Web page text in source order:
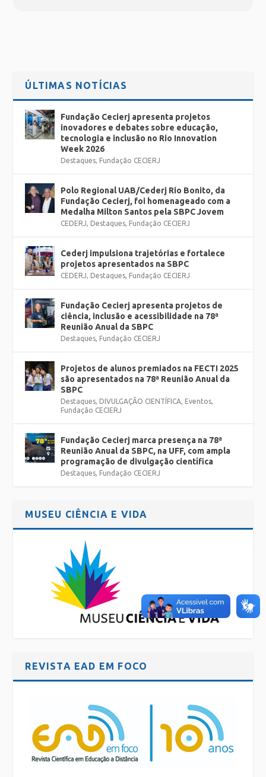
ÚLTIMAS NOTÍCIAS
Fundação Cecierj apresenta projetos
inovadores e debates sobre educação,
tecnologia e inclusão no Rio Innovation
Week 2026
Destaques, Fundação CECIERJ
Polo Regional UAB/Cederj Rio Bonito, da
Fundação Cecierj, foi homenageado com a
Medalha Milton Santos pela SBPC Jovem
CEDERJ, Destaques, Fundação CECIERJ
Cederj impulsiona trajetórias e fortalece
projetos apresentados na SBPC
CEDERJ, Destaques, Fundação CECIERJ
Fundação Cecierj apresenta projetos de
ciência, inclusão e acessibilidade na 78ª
Reunião Anual da SBPC
Destaques, Fundação CECIERJ
Projetos de alunos premiados na FECTI 2025
são apresentados na 78ª Reunião Anual da
SBPC
Destaques, DIVULGAÇÃO CIENTÍFICA, Eventos,
Fundação CECIERJ
Fundação Cecierj marca presença na 78ª
Reunião Anual da SBPC, na UFF, com ampla
programação de divulgação científica
Destaques, Fundação CECIERJ
MUSEU CIÊNCIA E VIDA
REVISTA EAD EM FOCO